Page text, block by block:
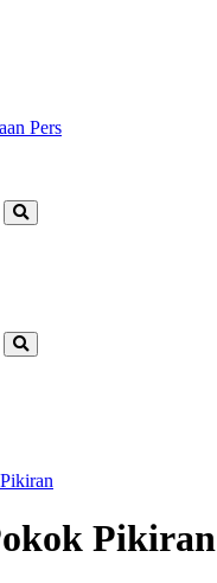
Pers
Pikiran